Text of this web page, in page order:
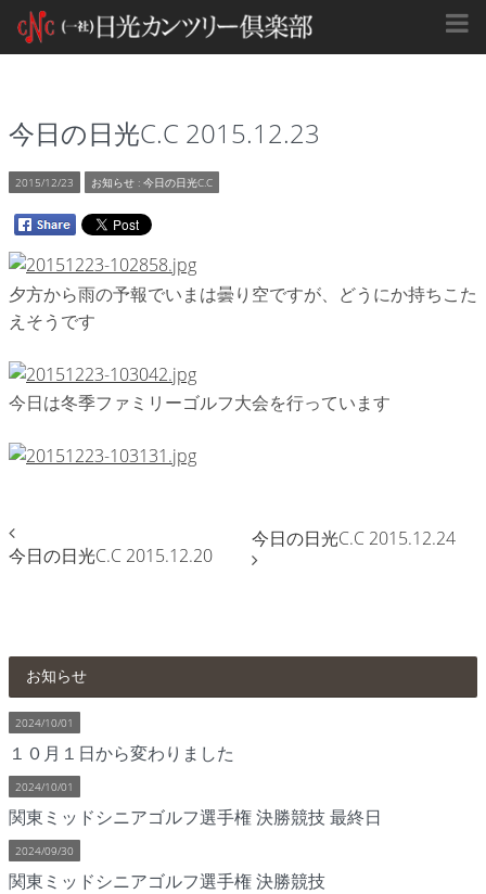
今日の日光C.C 2015.12.23
2015/12/23 お知らせ : 今日の日光C.C
夕方から雨の予報でいまは曇り空ですが、どうにか持ちこた
えそうです
今日は冬季ファミリーゴルフ大会を行っています
今日の日光C.C 2015.12.20
今日の日光C.C 2015.12.24
お知らせ
2024/10/01
１０月１日から変わりました
2024/10/01
関東ミッドシニアゴルフ選手権 決勝競技 最終日
2024/09/30
関東ミッドシニアゴルフ選手権 決勝競技